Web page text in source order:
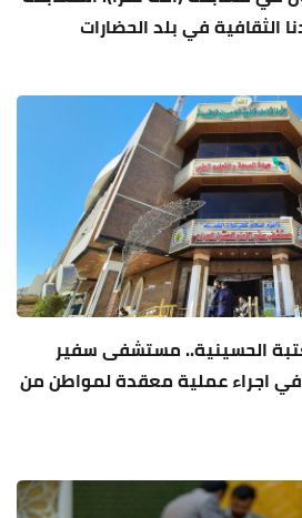
الثقافية في بلد الحضارات
الحسينية.. مستشفى سفير
في اجراء عملية معقدة لمواطن من